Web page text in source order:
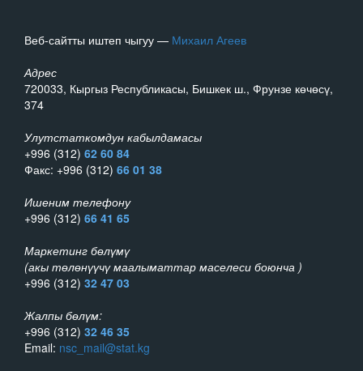
Веб-сайтты иштеп чыгуу — Михаил Агеев
Адрес
720033, Кыргыз Республикасы, Бишкек ш., Фрунзе көчөсү,
374
Улутстаткомдун кабылдамасы
+996 (312) 62 60 84
Факс: +996 (312) 66 01 38
Ишеним телефону
+996 (312) 66 41 65
Маркетинг бөлүмү
(акы төлөнүүчү маалыматтар маселеси боюнча )
+996 (312) 32 47 03
Жалпы бөлүм:
+996 (312) 32 46 35
Email: nsc_mail@stat.kg